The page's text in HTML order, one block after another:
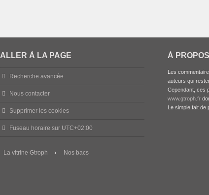
ALLER À LA PAGE
Recherche avancée
Nous contacter
Supprimer les cookies
Fuseau horaire sur UTC+02:00
À PROPOS
Les
auteurs qui
Cependant, ces
www.gtroph.fr
Le simple fait de
La vitrine Gtroph Nos bacs